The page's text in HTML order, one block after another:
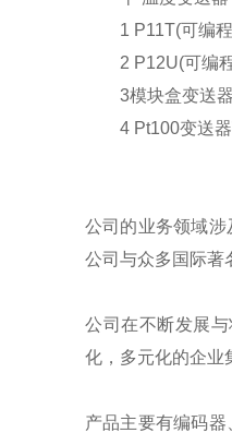
1 P11T(可编程
2 P12U(可编程
3模块盒变送器
4 Pt100变送器
公司的业务领域涉
公司与众多国际著
公司在不断发展
化，多元化的企业
产品主要有编码